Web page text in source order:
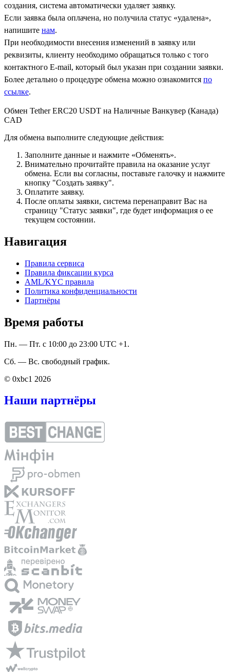
создания, система автоматически удаляет заявку.
Если заявка была оплачена, но получила статус «удалена»,
напишите нам.
При необходимости внесения изменений в заявку или
реквизиты, клиенту необходимо обращаться только с того
контактного Е-mail, который был указан при создании заявки.
Более детально о процедуре обмена можно ознакомится по
ссылке.
Обмен Tether ERC20 USDT на Наличные Ванкувер (Канада)
CAD
Для обмена выполните следующие действия:
Заполните данные и нажмите «Обменять».
Внимательно прочитайте правила на оказание услуг
обмена. Если вы согласны, поставьте галочку и нажмите
кнопку "Создать заявку".
Оплатите заявку.
После оплаты заявки, система перенаправит Вас на
страницу "Статус заявки", где будет информация о ее
текущем состоянии.
Навигация
Правила сервиса
Правила фиксации курса
AML/KYC правила
Политика конфиденциальности
Партнёры
Время работы
Пн. — Пт. с 10:00 до 23:00 UTC +1.
Сб. — Вс. свободный график.
© 0xbc1 2026
Наши партнёры